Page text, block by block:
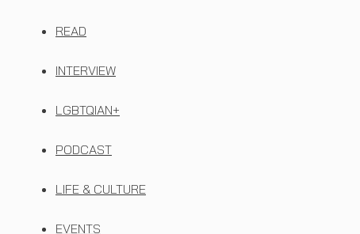
READ
INTERVIEW
LGBTQIAN+
PODCAST
LIFE & CULTURE
EVENTS